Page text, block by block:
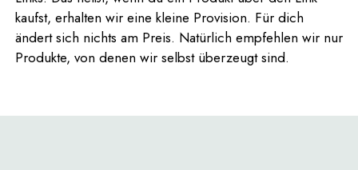
kaufst, erhalten wir eine kleine Provision. Für dich
ändert sich nichts am Preis. Natürlich empfehlen wir nur
Produkte, von denen wir selbst überzeugt sind.